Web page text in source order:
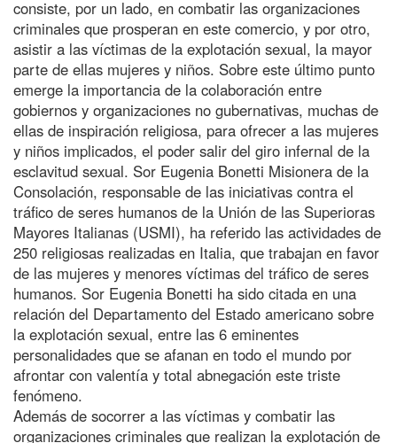
consiste, por un lado, en combatir las organizaciones
criminales que prosperan en este comercio, y por otro,
asistir a las víctimas de la explotación sexual, la mayor
parte de ellas mujeres y niños. Sobre este último punto
emerge la importancia de la colaboración entre
gobiernos y organizaciones no gubernativas, muchas de
ellas de inspiración religiosa, para ofrecer a las mujeres
y niños implicados, el poder salir del giro infernal de la
esclavitud sexual. Sor Eugenia Bonetti Misionera de la
Consolación, responsable de las iniciativas contra el
tráfico de seres humanos de la Unión de las Superioras
Mayores Italianas (USMI), ha referido las actividades de
250 religiosas realizadas en Italia, que trabajan en favor
de las mujeres y menores víctimas del tráfico de seres
humanos. Sor Eugenia Bonetti ha sido citada en una
relación del Departamento del Estado americano sobre
la explotación sexual, entre las 6 eminentes
personalidades que se afanan en todo el mundo por
afrontar con valentía y total abnegación este triste
fenómeno.
Además de socorrer a las víctimas y combatir las
organizaciones criminales que realizan la explotación de